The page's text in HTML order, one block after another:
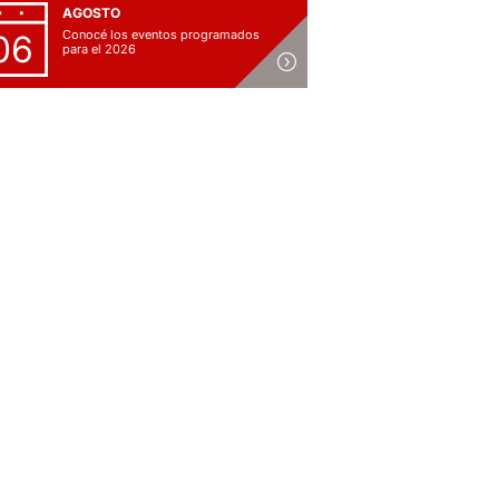
AGOSTO
Conocé los eventos programados
para el 2026